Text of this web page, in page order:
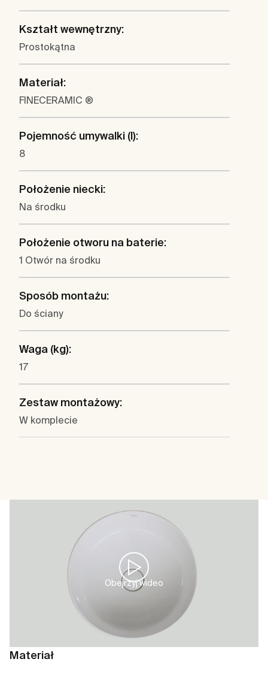
Kształt wewnętrzny:
Prostokątna
Materiał:
FINECERAMIC ®
Pojemność umywalki (l):
8
Położenie niecki:
Na środku
Położenie otworu na baterie:
1 Otwór na środku
Sposób montażu:
Do ściany
Waga (kg):
17
Zestaw montażowy:
W komplecie
Obejrzyj wideo
Materiał